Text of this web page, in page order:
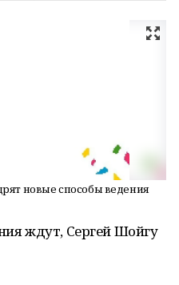
новые способы ведения
ждут, Сергей Шойгу